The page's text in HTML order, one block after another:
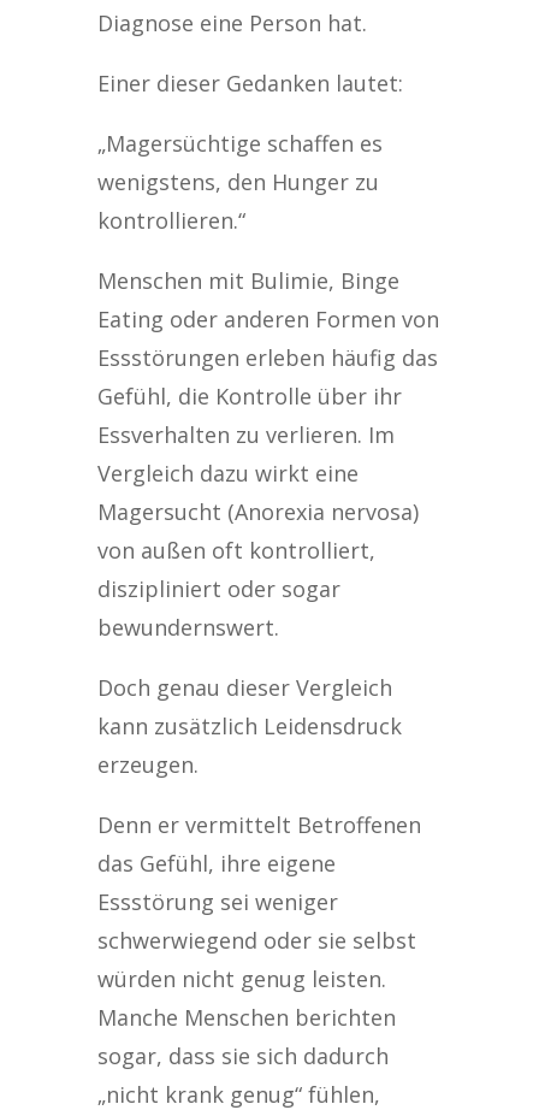
Diagnose eine Person hat.
Einer dieser Gedanken lautet:
„Magersüchtige schaffen es
wenigstens, den Hunger zu
kontrollieren.“
Menschen mit Bulimie, Binge
Eating oder anderen Formen von
Essstörungen erleben häufig das
Gefühl, die Kontrolle über ihr
Essverhalten zu verlieren. Im
Vergleich dazu wirkt eine
Magersucht (Anorexia nervosa)
von außen oft kontrolliert,
diszipliniert oder sogar
bewundernswert.
Doch genau dieser Vergleich
kann zusätzlich Leidensdruck
erzeugen.
Denn er vermittelt Betroffenen
das Gefühl, ihre eigene
Essstörung sei weniger
schwerwiegend oder sie selbst
würden nicht genug leisten.
Manche Menschen berichten
sogar, dass sie sich dadurch
„nicht krank genug“ fühlen,